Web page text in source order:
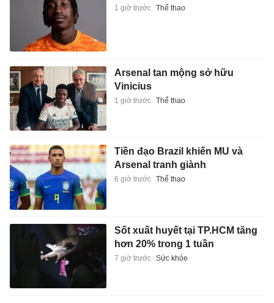
1 giờ trước Thể thao
Arsenal tan mộng sở hữu
Vinicius
1 giờ trước Thể thao
Tiền đạo Brazil khiến MU và
Arsenal tranh giành
6 giờ trước Thể thao
Sốt xuất huyết tại TP.HCM tăng
hơn 20% trong 1 tuần
7 giờ trước Sức khỏe